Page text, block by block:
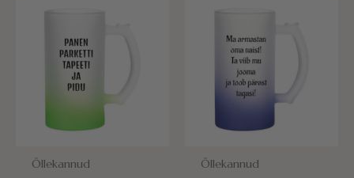
POSTITAMISEKS VALMIS HOMME!
Õllekannud POSTITAMISEKS VALMIS
Õllekannud